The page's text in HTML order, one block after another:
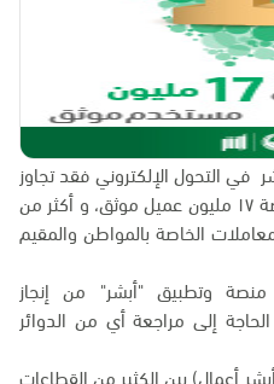
في التحول الإلكتروني فقد تجاوز
عدد المستفيدين من خدمات المنصة ١٧ مليون عميل موثق، و أكثر من
الخاصة بالمواطن والمقيم
وتطبيق "أبشر" من إنجاز
إلى مراجعة أي من الدوائر
أعمال) بين الكثير من القطاعات